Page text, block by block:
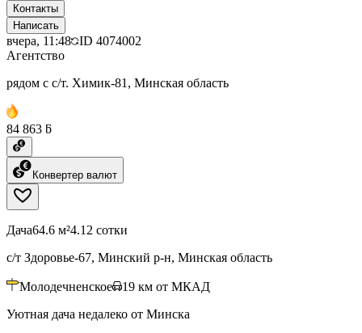
Контакты
Написать
вчера, 11:48 ID 4074002
Агентство
рядом с с/т. Химик-81, Минская область
84 863 ƃ
Конвертер валют
Дача64.6 м²4.12 сотки
с/т Здоровье-67, Минский р-н, Минская область
Молодечненское 19 км от МКАД
Уютная дача недалеко от Минска